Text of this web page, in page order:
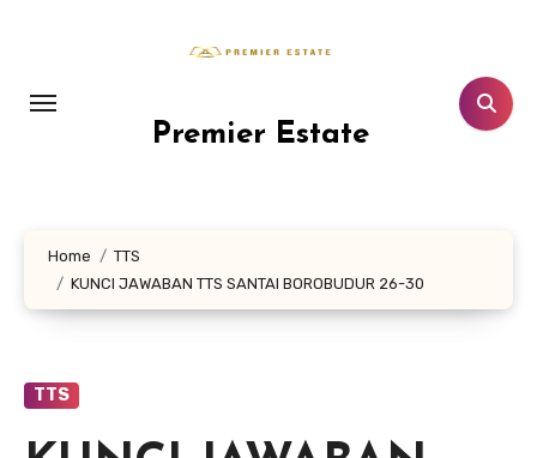
Premier Estate
Home
TTS
KUNCI JAWABAN TTS SANTAI BOROBUDUR 26-30
TTS